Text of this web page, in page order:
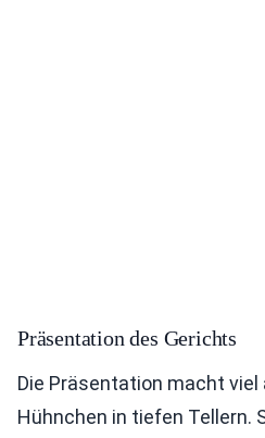
Präsentation des Gerichts
Die Präsentation macht viel
Hühnchen in tiefen Tellern.